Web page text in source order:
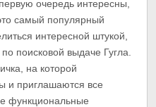
очередь интересны,
самый популярный
интересной штукой,
поисковой выдаче Гугла.
на которой
и приглашаются все
функциональные